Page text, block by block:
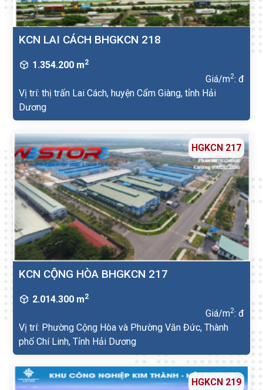
KCN LAI CÁCH BHGKCN 218
1.354.200 m2
Giá/m2: đ
Vị trí: thị trấn Lai Cách, huyện Cẩm Giàng, tỉnh Hải
Dương
HGKCN 217
KCN CỘNG HÒA BHGKCN 217
2.014.300 m2
Giá/m2: đ
Vị trí: Phường Cộng Hòa và Phường Văn Đức, Thành
phố Chí Linh, Tỉnh Hải Dương
HGKCN 219